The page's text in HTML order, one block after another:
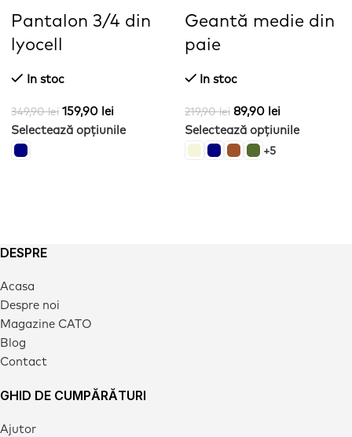
Pantalon 3/4 din
lyocell
In stoc
349,90lei 159,90 lei
Selectează opțiunile
Geantă medie din
paie
In stoc
219,90lei 89,90 lei
Selectează opțiunile
+5
DESPRE
Acasa
Despre noi
Magazine CATO
Blog
Contact
GHID DE CUMPĂRĂTURI
Ajutor